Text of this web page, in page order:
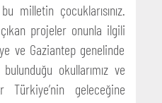
milletin çocuklarısınız.
projeler onunla ilgili
ve Gaziantep genelinde
okullarımız ve
Türkiye’nin geleceğine